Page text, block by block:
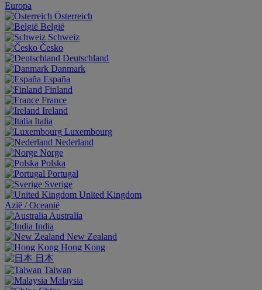
Europa
Österreich
België
Schweiz
Česko
Deutschland
Danmark
España
Finland
France
Ireland
Italia
Luxembourg
Nederland
Norge
Polska
Portugal
Sverige
United Kingdom
Aziё / Oceaniё
Australia
India
New Zealand
Hong Kong
日本
Taiwan
Malaysia